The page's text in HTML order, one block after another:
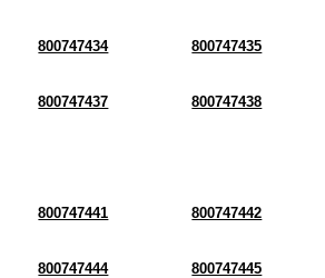
800747434 800747435
800747437 800747438
800747441 800747442
800747444 800747445